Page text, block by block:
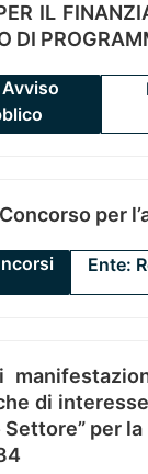
IL
DI
per
Ente:
di
per